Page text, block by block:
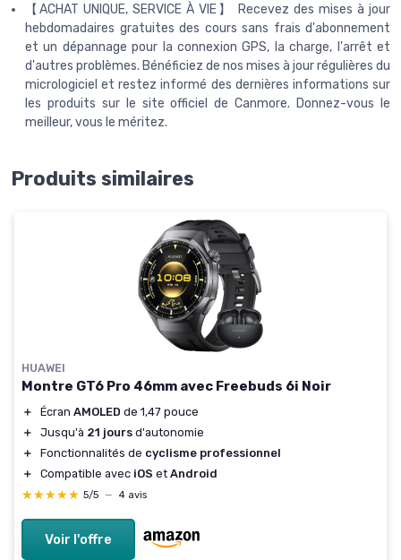
【ACHAT UNIQUE, SERVICE À VIE】 Recevez des mises à jour
hebdomadaires gratuites des cours sans frais d'abonnement
et un dépannage pour la connexion GPS, la charge, l'arrêt et
d'autres problèmes. Bénéficiez de nos mises à jour régulières du
micrologiciel et restez informé des dernières informations sur
les produits sur le site officiel de Canmore. Donnez-vous le
meilleur, vous le méritez.
Produits similaires
HUAWEI
Montre GT6 Pro 46mm avec Freebuds 6i Noir
＋ Écran AMOLED de 1,47 pouce
＋
Jusqu'à 21 jours d'autonomie
＋
Fonctionnalités de cyclisme professionnel
＋
Compatible avec iOS et Android
★★★★★
★★★★★ 5/5 — 4 avis
Voir l'offre